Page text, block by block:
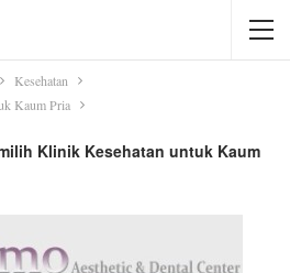
Kesehatan
Kaum Pria
Klinik Kesehatan untuk Kaum